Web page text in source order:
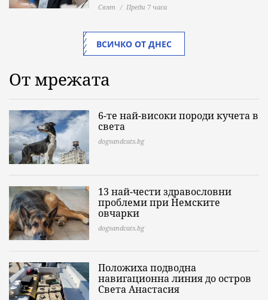
Свят Преди 7 часа
ВСИЧКО ОТ ДНЕС
От мрежата
6-те най-високи породи кучета в
света
dogsandcats.bg
13 най-чести здравословни
проблеми при Немските
овчарки
dogsandcats.bg
Положиха подводна
навигационна линия до остров
Света Анастасия